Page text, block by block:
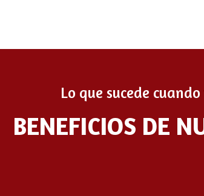
Lo que sucede
BENEFICIOS DE